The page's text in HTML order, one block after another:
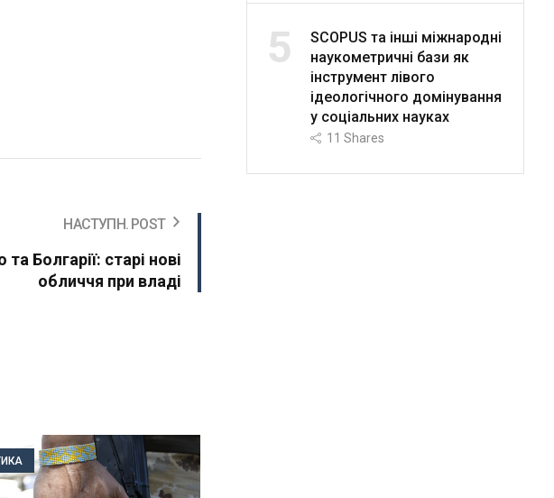
НАСТУПН. POST
Болгарії: старі нові
обличчя при владі
5
SCOPUS та інші міжнародні
наукометричні бази як
інструмент лівого
ідеологічного домінування
у соціальних науках
11 Shares